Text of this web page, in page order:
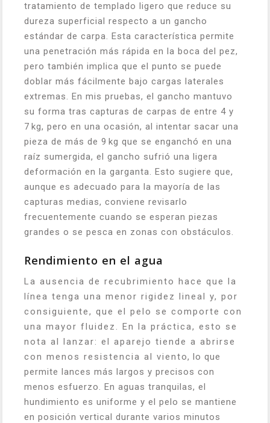
tratamiento de templado ligero que reduce su
dureza superficial respecto a un gancho
estándar de carpa. Esta característica permite
una penetración más rápida en la boca del pez,
pero también implica que el punto se puede
doblar más fácilmente bajo cargas laterales
extremas. En mis pruebas, el gancho mantuvo
su forma tras capturas de carpas de entre 4 y
7 kg, pero en una ocasión, al intentar sacar una
pieza de más de 9 kg que se enganchó en una
raíz sumergida, el gancho sufrió una ligera
deformación en la garganta. Esto sugiere que,
aunque es adecuado para la mayoría de las
capturas medias, conviene revisarlo
frecuentemente cuando se esperan piezas
grandes o se pesca en zonas con obstáculos.
Rendimiento en el agua
La ausencia de recubrimiento hace que la
línea tenga una menor rigidez lineal y, por
consiguiente, que el pelo se comporte con
una mayor fluidez. En la práctica, esto se
nota al lanzar: el aparejo tiende a abrirse
con menos resistencia al viento, lo que
permite lances más largos y precisos con
menos esfuerzo. En aguas tranquilas, el
hundimiento es uniforme y el pelo se mantiene
en posición vertical durante varios minutos